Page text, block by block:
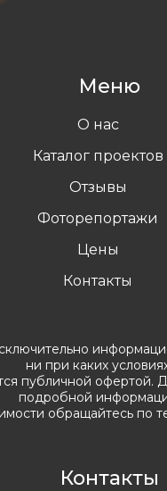
Меню
О нас
Каталог проектов
Отзывы
Фоторепортажи
Цены
Контакты
ни при каких
публичной офертой.
подробной
обращайтесь по
Контакты